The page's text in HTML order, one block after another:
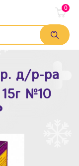
0
д/р-ра
№10
№10